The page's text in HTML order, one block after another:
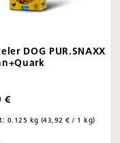
DOG PUR.SNAXX
€
0.125 kg (43,92 € / 1 kg)